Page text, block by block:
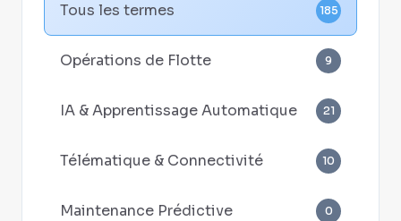
Tous les termes 185
Opérations de Flotte 9
IA & Apprentissage Automatique 21
Télématique & Connectivité 10
Maintenance Prédictive 0